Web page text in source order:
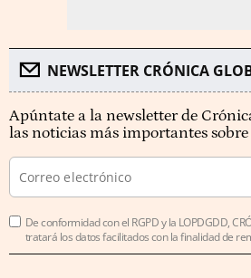
NEWSLETTER CRÓNICA
Apúntate a la newsletter de
las noticias más importantes
De conformidad con el RGPD y la LOPDGDD,
tratará los datos facilitados con la finalidad de